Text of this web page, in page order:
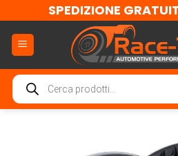
ai
contenuti
SPEDIZIONE
Ricerca
prodotti